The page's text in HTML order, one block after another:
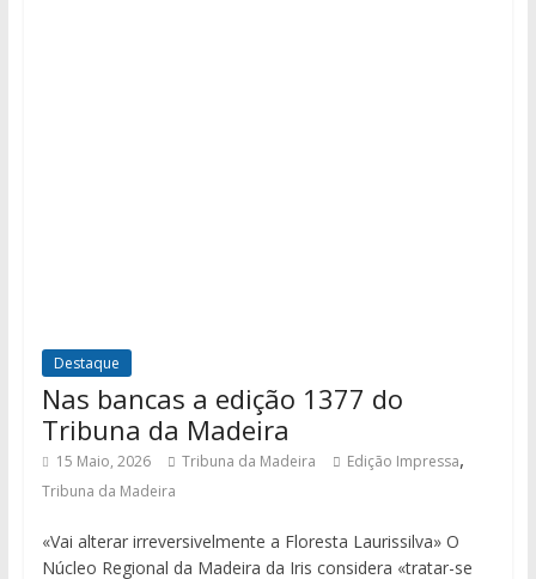
Destaque
Nas bancas a edição 1377 do
Tribuna da Madeira
15 Maio, 2026 Tribuna da Madeira Edição Impressa,
Tribuna da Madeira
«Vai alterar irreversivelmente a Floresta Laurissilva» O
Núcleo Regional da Madeira da Iris considera «tratar-se